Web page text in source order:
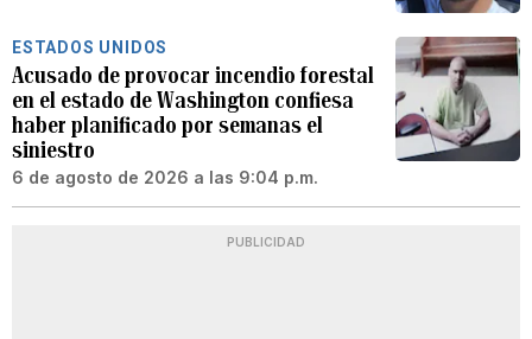
ESTADOS UNIDOS
Acusado de provocar incendio forestal
en el estado de Washington confiesa
haber planificado por semanas el
siniestro
6 de agosto de 2026 a las 9:04 p.m.
PUBLICIDAD